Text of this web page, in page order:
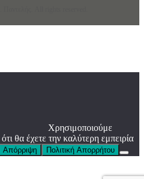
Χρησιμοποιούμε
θα έχετε την καλύτερη εμπειρία
Απόρριψη Πολιτική Απορρήτου